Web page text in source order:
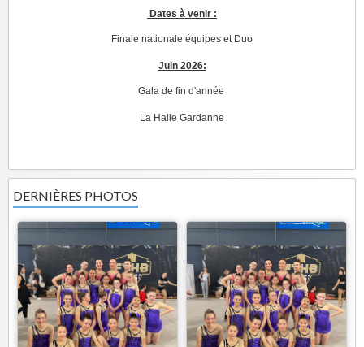
Dates à venir :
Finale nationale équipes et Duo
Juin 2026:
Gala de fin d'année
La Halle Gardanne
DERNIÈRES PHOTOS